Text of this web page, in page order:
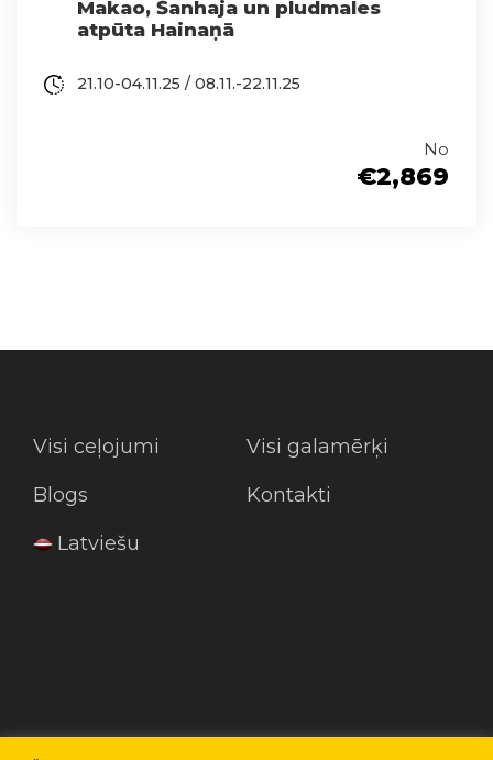
Makao, Šanhaja un pludmales
atpūta Hainaņā
No
€2,869
21.10-04.11.25 / 08.11.-22.11.25
Visi ceļojumi
Visi galamērķi
Blogs
Kontakti
Latviešu